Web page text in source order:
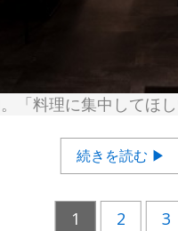
「料理に集中してほ
続きを読む ▶
1 2 3